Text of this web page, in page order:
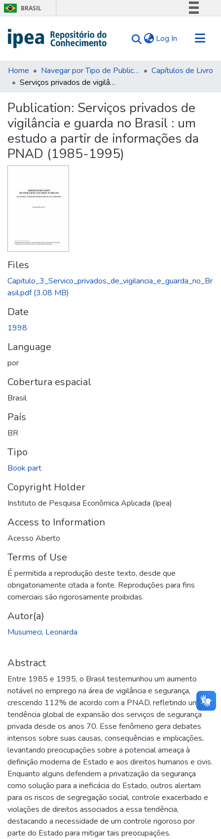
BRASIL
Comunica BR
Acesso à informação
Log In (current)
Communities & Collections
Search for
Statistics
Tips
About Us
Home Navegar por Tipo de Publicação
Capítulos de Livro
Serviços privados de vigilância e guarda no Brasil : um estudo a partir de informações da PNAD (1985-1995)
Publication: Serviços privados de
vigilância e guarda no Brasil : um
estudo a partir de informações da
PNAD (1985-1995)
Files
Capitulo_3_Servico_privados_de_vigilancia_e_guarda_no_Br
asil.pdf(3.08 MB)
Date
1998
Language
por
Cobertura espacial
Brasil
País
BR
Tipo
Book part
Copyright Holder
Instituto de Pesquisa Econômica Aplicada (Ipea)
Access to Information
Acesso Aberto
Terms of Use
É permitida a reprodução deste texto, desde que
obrigatoriamente citada a fonte. Reproduções para fins
comerciais são rigorosamente proibidas.
Autor(a)
Musumeci, Leonarda
Abstract
Entre 1985 e 1995, o Brasil testemunhou um aumento
notável no emprego na área de vigilância e segurança,
crescendo 112% de acordo com a PNAD, refletindo uma
tendência global de expansão dos serviços de segurança
privada desde os anos 70. Esse fenômeno gera debates
intensos sobre suas causas, consequências e implicações,
levantando preocupações sobre a potencial ameaça à
definição moderna de Estado e aos direitos humanos e civis.
Enquanto alguns defendem a privatização da segurança
como solução para a ineficácia do Estado, outros alertam
para os riscos de segregação social, controle exacerbado e
violações de direitos associados a essa tendência,
destacando a necessidade de um controle rigoroso por
parte do Estado para mitigar tais preocupações.